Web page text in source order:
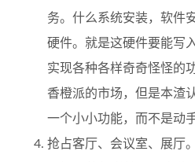
务。什么系统安装，软件
硬件。就是这硬件要能写
实现各种各样奇奇怪怪的
香橙派的市场，但是本渣
一个小小功能，而不是动
抢占客厅、会议室、展厅